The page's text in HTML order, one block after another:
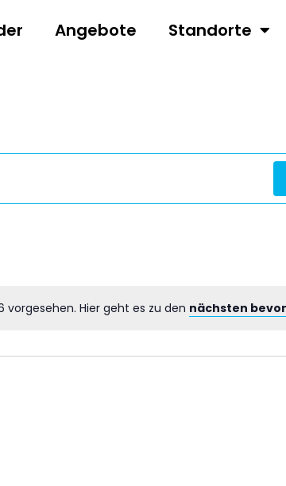
Angebote Standorte
vorgesehen. Hier geht es zu den nächsten